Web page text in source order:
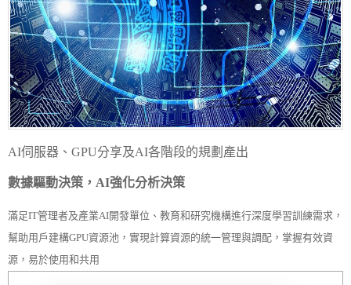
AI伺服器、GPU分享及AI各階段的規劃產出
數據驅動決策，AI強化分析決策
滿足IT管理者及產業AI開發單位、教育和研究機構進行深度學習訓練需求，
幫助用戶建構GPU資源池，實現計算資源的統一管理與調配，掌握有效資
源，易於使用和共用